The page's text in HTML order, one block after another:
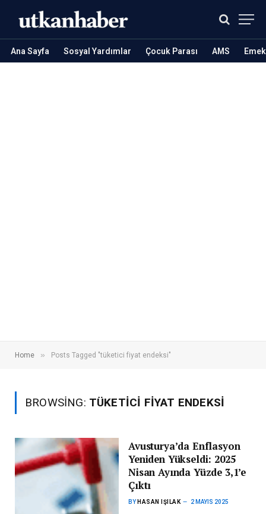
Ana Sayfa Sosyal Yardımlar Çocuk Parası AMS
Home » Posts Tagged "tüketici fiyat endeksi"
BROWSING: TÜKETICI FIYAT ENDEKSI
Avusturya’da Enflasyon
Yeniden Yükseldi: 2025
Nisan Ayında Yüzde 3,1’e
Çıktı
BY HASAN IŞILAK 2 MAYIS 2025